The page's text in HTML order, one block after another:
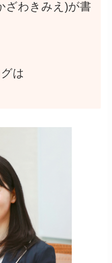
ざわきみえ)が書
は